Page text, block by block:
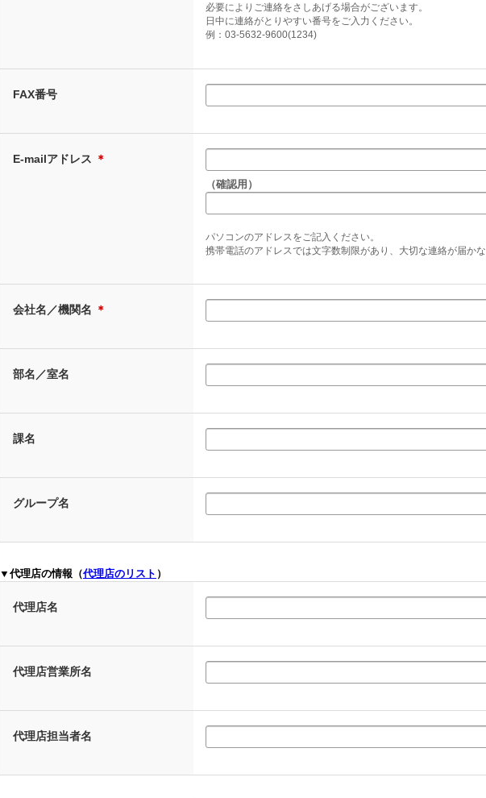
必要によりご連絡をさしあげる場合がございます。
日中に連絡がとりやすい番号をご入力ください。
例：03-5632-9600(1234)
FAX番号
E-mailアドレス ＊
（確認用）
パソコンのアドレスをご記入ください。
携帯電話のアドレスでは文字数制限があり、大切な連絡が届かな
会社名／機関名 ＊
部名／室名
課名
グループ名
▼代理店の情報（代理店のリスト ）
代理店名
代理店営業所名
代理店担当者名